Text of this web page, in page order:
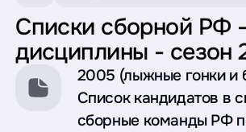
Списки сборной РФ
дисциплины - сезон
2005 (лыжные гонки и
Список кандидатов в
сборные команды РФ